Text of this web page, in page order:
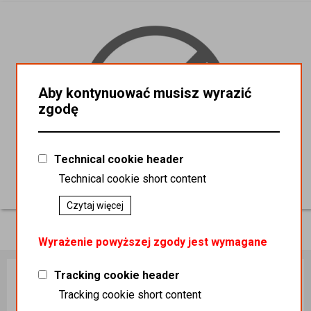
Aby kontynuować musisz wyrazić
zgodę
Technical cookie header
Technical cookie short content
Czytaj więcej
Wyrażenie powyższej zgody jest wymagane
Tracking cookie header
Tracking cookie short content